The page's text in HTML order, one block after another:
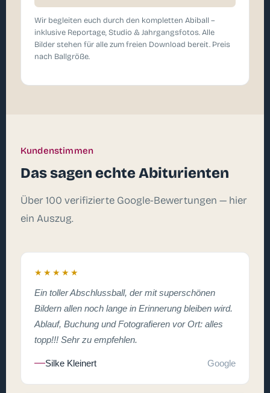
Wir begleiten euch durch den kompletten Abiball –
inklusive Reportage, Studio & Jahrgangsfotos. Alle
Bilder stehen für alle zum freien Download bereit. Preis
nach Ballgröße.
Kundenstimmen
Das sagen echte Abiturienten
Über 100 verifizierte Google-Bewertungen — hier
ein Auszug.
★★★★★
Ein toller Abschlussball, der mit superschönen
Bildern allen noch lange in Erinnerung bleiben wird.
Ablauf, Buchung und Fotografieren vor Ort: alles
topp!!! Sehr zu empfehlen.
Silke Kleinert Google